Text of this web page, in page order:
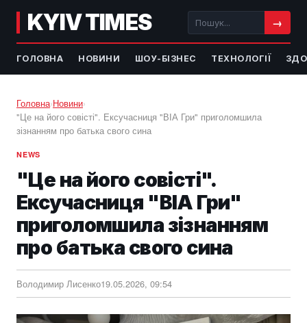
KYIV TIMES →
ГОЛОВНА НОВИНИ ШОУ-БІЗНЕС ТЕХНОЛОГІЇ
Головна›Новини›
"Це на його совісті". Ексучасниця "ВІА Гри" приголомшила
зізнанням про батька свого сина
NEWS
"Це на його совісті".
Ексучасниця "ВІА Гри"
приголомшила зізнанням
про батька свого сина
Володимир Лисенко19.05.2026, 09:54